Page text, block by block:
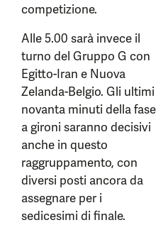
competizione.
Alle 5.00 sarà invece il
turno del Gruppo G con
Egitto-Iran e Nuova
Zelanda-Belgio. Gli ultimi
novanta minuti della fase
a gironi saranno decisivi
anche in questo
raggruppamento, con
diversi posti ancora da
assegnare per i
sedicesimi di finale.